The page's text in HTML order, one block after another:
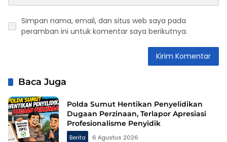
Simpan nama, email, dan situs web saya pada
peramban ini untuk komentar saya berikutnya.
Baca Juga
Polda Sumut Hentikan Penyelidikan
Dugaan Perzinaan, Terlapor Apresiasi
Profesionalisme Penyidik
Berita 6 Agustus 2026